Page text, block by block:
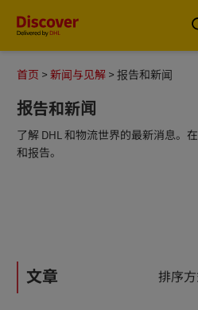
国际物流_国际快递_国际运输
首页 新闻与见解 报告和新闻
报告和新闻
了解 DHL 和物流世界的最新消息。
和报告。
文章 排序